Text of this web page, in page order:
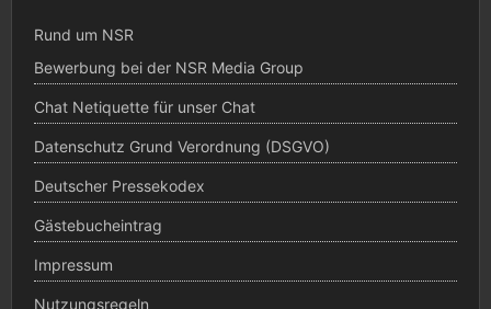
Rund um NSR
Bewerbung bei der NSR Media Group
Chat Netiquette für unser Chat
Datenschutz Grund Verordnung (DSGVO)
Deutscher Pressekodex
Gästebucheintrag
Impressum
Nutzungsregeln